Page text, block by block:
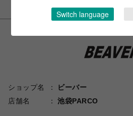
ショップ名
ビーバー
店舗名
池袋PARCO
Switch language